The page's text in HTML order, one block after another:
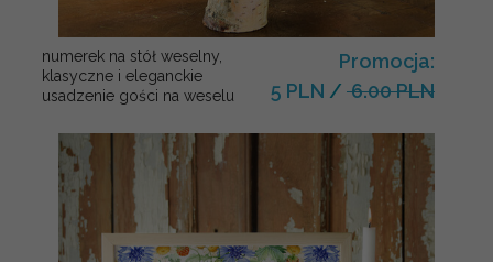
numerek na stół weselny,
klasyczne i eleganckie
usadzenie gości na weselu
Promocja:
5 PLN / 6.00 PLN